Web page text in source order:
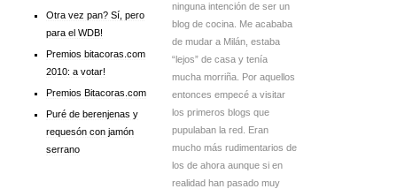
Otra vez pan? Sí, pero
para el WDB!
Premios bitacoras.com
2010: a votar!
Premios Bitacoras.com
Puré de berenjenas y
requesón con jamón
serrano
ninguna intención de ser un
blog de cocina. Me acababa
de mudar a Milán, estaba
“lejos” de casa y tenía
mucha morriña. Por aquellos
entonces empecé a visitar
los primeros blogs que
pupulaban la red. Eran
mucho más rudimentarios de
los de ahora aunque si en
realidad han pasado muy